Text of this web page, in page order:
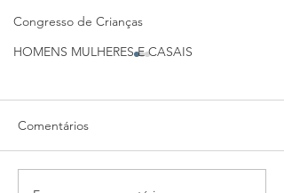
Congresso de Crianças
HOMENS MULHERES E CASAIS
Comentários